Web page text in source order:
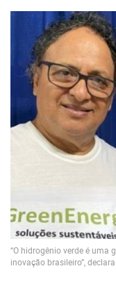
“O hidrogênio verde é uma
inovação brasileiro”, declara